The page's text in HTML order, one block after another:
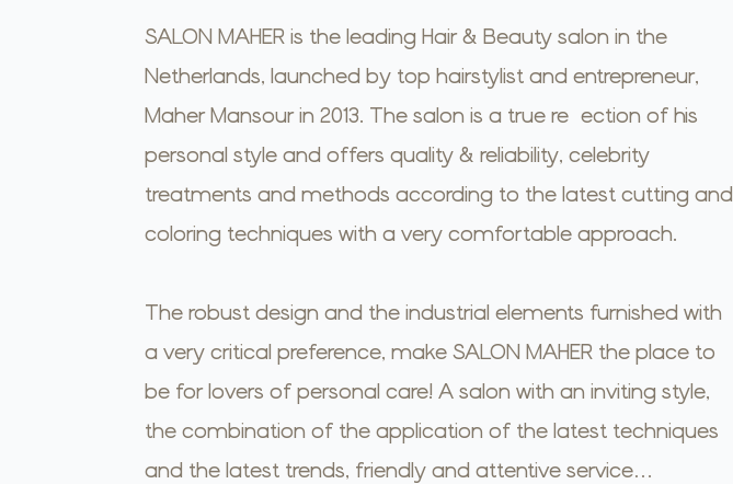
SALON MAHER is the leading Hair & Beauty salon in the
Netherlands, launched by top hairstylist and entrepreneur,
Maher Mansour in 2013. The salon is a true reflection of his
personal style and offers quality & reliability, celebrity
treatments and methods according to the latest cutting and
coloring techniques with a very comfortable approach.
The robust design and the industrial elements furnished with
a very critical preference, make SALON MAHER the place to
be for lovers of personal care! A salon with an inviting style,
the combination of the application of the latest techniques
and the latest trends, friendly and attentive service…